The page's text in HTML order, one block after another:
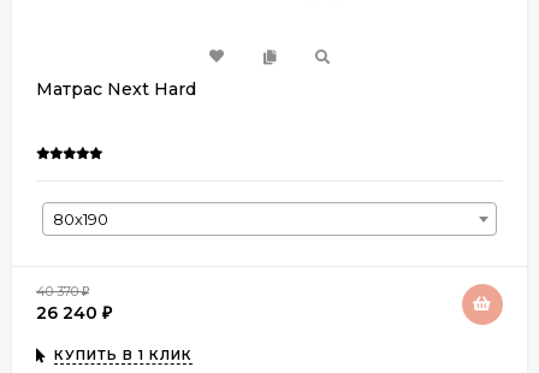
Матрас Next Hard
80х190
40 370₽
26 240 ₽
КУПИТЬ В 1 КЛИК